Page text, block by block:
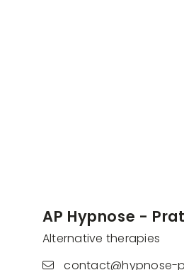
AP Hypnose -
Alternative therapies
contact@hypnose-